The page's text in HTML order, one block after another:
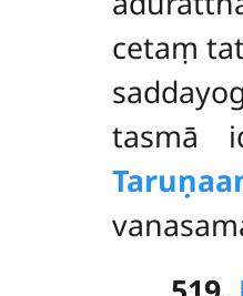
cetaṃ
tasmā